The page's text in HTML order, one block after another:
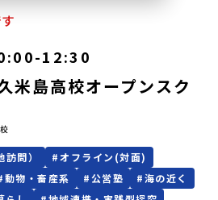
-12:30
米島高校オープンスク
問） #オフライン(対面)
動物・畜産系 #公営塾 #海の近く